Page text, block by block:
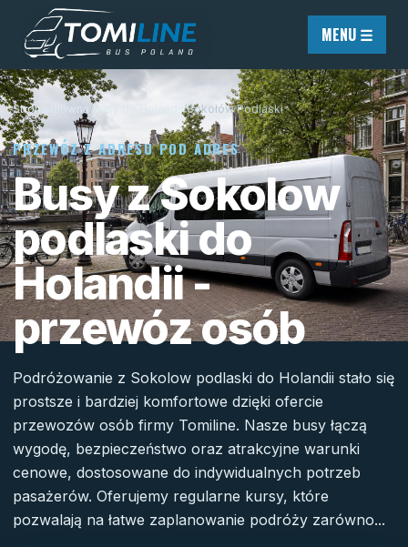
Przejdź do treści
MENU ☰
Strona główna / Busy do Holandii/Sokołów Podlaski
PRZEWÓZ Z ADRESU POD ADRES
Busy z Sokolow
podlaski do
Holandii -
przewóz osób
Podróżowanie z Sokolow podlaski do Holandii stało się
prostsze i bardziej komfortowe dzięki ofercie
przewozów osób firmy Tomiline. Nasze busy łączą
wygodę, bezpieczeństwo oraz atrakcyjne warunki
cenowe, dostosowane do indywidualnych potrzeb
pasażerów. Oferujemy regularne kursy, które
pozwalają na łatwe zaplanowanie podróży zarówno...